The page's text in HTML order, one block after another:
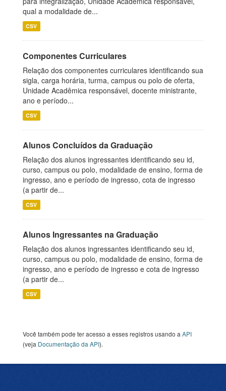
qual a modalidade de...
CSV
Componentes Curriculares
Relação dos componentes curriculares identificando sua
sigla, carga horária, turma, campus ou polo de oferta,
Unidade Acadêmica responsável, docente ministrante,
ano e período...
CSV
Alunos Concluídos da Graduação
Relação dos alunos ingressantes identificando seu id,
curso, campus ou polo, modalidade de ensino, forma de
ingresso, ano e período de ingresso, cota de ingresso
(a partir de...
CSV
Alunos Ingressantes na Graduação
Relação dos alunos ingressantes identificando seu id,
curso, campus ou polo, modalidade de ensino, forma de
ingresso, ano e período de ingresso e cota de ingresso
(a partir de...
CSV
Você também pode ter acesso a esses registros usando a API
(veja Documentação da API).